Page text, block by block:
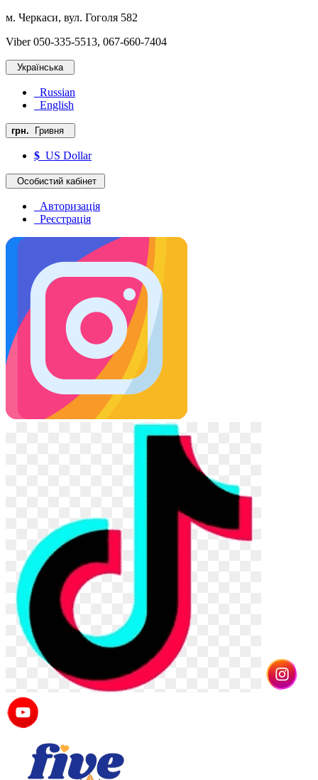
м. Черкаси, вул. Гоголя 582
Viber 050-335-5513, 067-660-7404
Українська
Russian
English
грн. Гривня
$ US Dollar
Особистий кабінет
Авторизація
Реєстрація